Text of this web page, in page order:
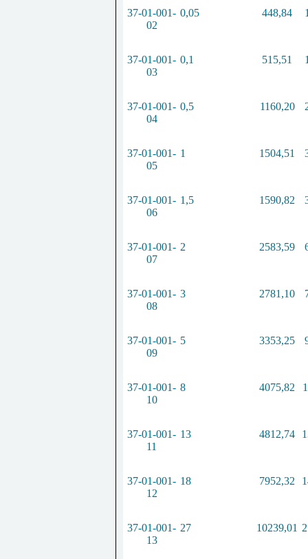
37-01-001-
02
0,05 448,84
37-01-001-
03
0,1 515,51
37-01-001-
04
0,5 1160,20
37-01-001-
05
1 1504,51
37-01-001-
06
1,5 1590,82
37-01-001-
07
2 2583,59
37-01-001-
08
3 2781,10
37-01-001-
09
5 3353,25
37-01-001-
10
8 4075,82
37-01-001-
11
13 4812,74
37-01-001-
12
18 7952,32
37-01-001-
13
27 10239,01